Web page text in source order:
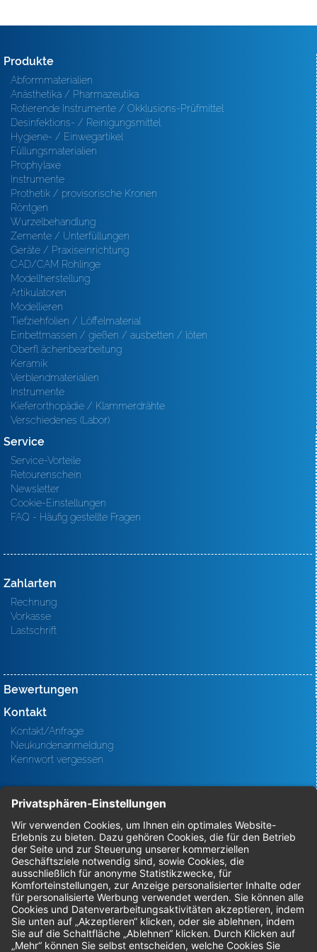
Produkte
Abformmaterialien
Anästhetika / Pharmazeutika
Rotierende Instrumente / Okklusions-Prüfmittel
Desinfektions- / Reinigungsmittel
Hygiene- / Einwegartikel
Füllungsmaterialien
Prophylaxe
Instrumente
Prothetik / provisorische Kronen
Röntgen
Wurzelbehandlung
Zemente / Unterfüllungen
Geräte / Praxiseinrichtung
CAD/CAM Rohlinge
Modellherstellung
Artikulatoren
Modellieren
Tiefziehfolien / Löffelmaterial
Einbettmassen / gießen / ausbetten / löten
Oberfl ächenbearbeitung
Keramik
Verblendmaterialien
Instrumente
Kieferorthopädie / Klammerdrähte
Verschiedenes (Labor)
Service
Service-Vorteile
Retourenschein
Newsletter
Cookie-Einstellungen
FAQ - Häufig gestellte Fragen
Zahlarten
Rechnung
Vorkasse
Lastschrift
Bewertungen
Kontakt
Kontakt/Anfrage
Neukundenanmeldung
Kennwort vergessen
Bestellungen
Sendung verfolgen